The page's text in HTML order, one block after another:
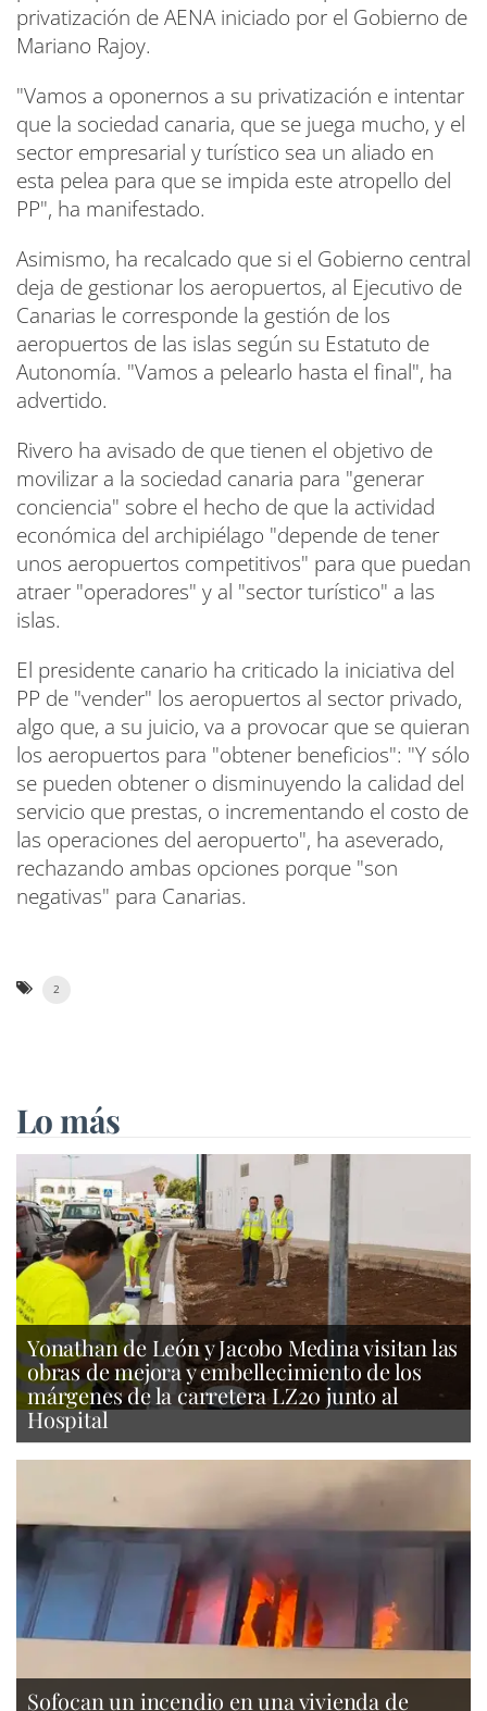
privatización de AENA iniciado por el Gobierno de
Mariano Rajoy.
"Vamos a oponernos a su privatización e intentar
que la sociedad canaria, que se juega mucho, y el
sector empresarial y turístico sea un aliado en
esta pelea para que se impida este atropello del
PP", ha manifestado.
Asimismo, ha recalcado que si el Gobierno central
deja de gestionar los aeropuertos, al Ejecutivo de
Canarias le corresponde la gestión de los
aeropuertos de las islas según su Estatuto de
Autonomía. "Vamos a pelearlo hasta el final", ha
advertido.
Rivero ha avisado de que tienen el objetivo de
movilizar a la sociedad canaria para "generar
conciencia" sobre el hecho de que la actividad
económica del archipiélago "depende de tener
unos aeropuertos competitivos" para que puedan
atraer "operadores" y al "sector turístico" a las
islas.
El presidente canario ha criticado la iniciativa del
PP de "vender" los aeropuertos al sector privado,
algo que, a su juicio, va a provocar que se quieran
los aeropuertos para "obtener beneficios": "Y sólo
se pueden obtener o disminuyendo la calidad del
servicio que prestas, o incrementando el costo de
las operaciones del aeropuerto", ha aseverado,
rechazando ambas opciones porque "son
negativas" para Canarias.
2
Lo más
Yonathan de León y Jacobo Medina visitan las
obras de mejora y embellecimiento de los
márgenes de la carretera LZ20 junto al
Hospital
Sofocan un incendio en una vivienda de